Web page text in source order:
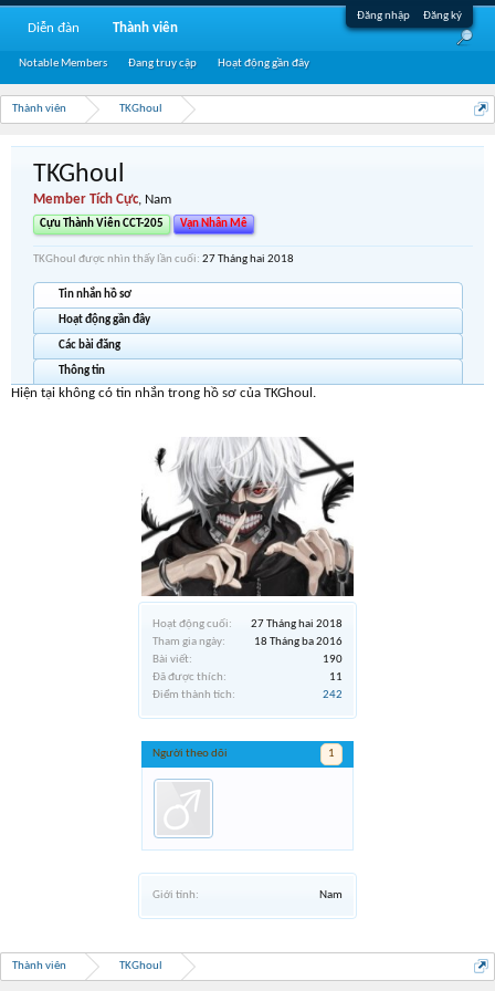
Đăng nhập Đăng ký
Thành viên TKGhoul
Hoạt động cuối:
27 Tháng hai 2018
Tham gia ngày:
18 Tháng ba 2016
Bài viết:
190
Đã được thích:
11
Điểm thành tích:
242
Người theo dõi 1
Giới tính: Nam
TKGhoul
Member Tích Cực, Nam
Cựu Thành Viên CCT-205 Vạn Nhân Mê
TKGhoul được nhìn thấy lần cuối: 27 Tháng hai 2018
Tin nhắn hồ sơ
Hoạt động gần đây
Các bài đăng
Thông tin
Hiện tại không có tin nhắn trong hồ sơ của TKGhoul.
Thành viên TKGhoul
Diễn đàn Thành viên
Notable Members Đang truy cập Hoạt động gần đây